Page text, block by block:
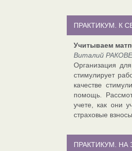
ПРАКТИКУМ. К
Учитываем
Виталий
Организация
стимулирует
качестве
помощь.
учете, как они
страховые
ПРАКТИКУМ. НА